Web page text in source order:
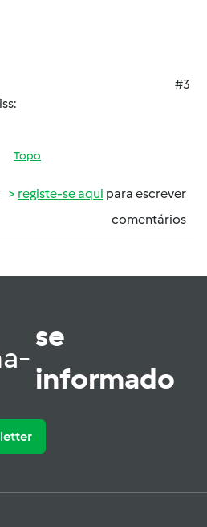
#3
Topo
registe-se aqui para escrever
comentários
se
informado